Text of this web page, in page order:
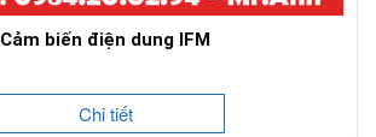
Cảm biến điện dung IFM
Chi tiết